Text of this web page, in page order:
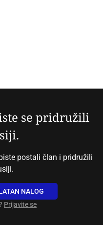
se pridružili
postali član i pridružili
NALOG
Prijavite se